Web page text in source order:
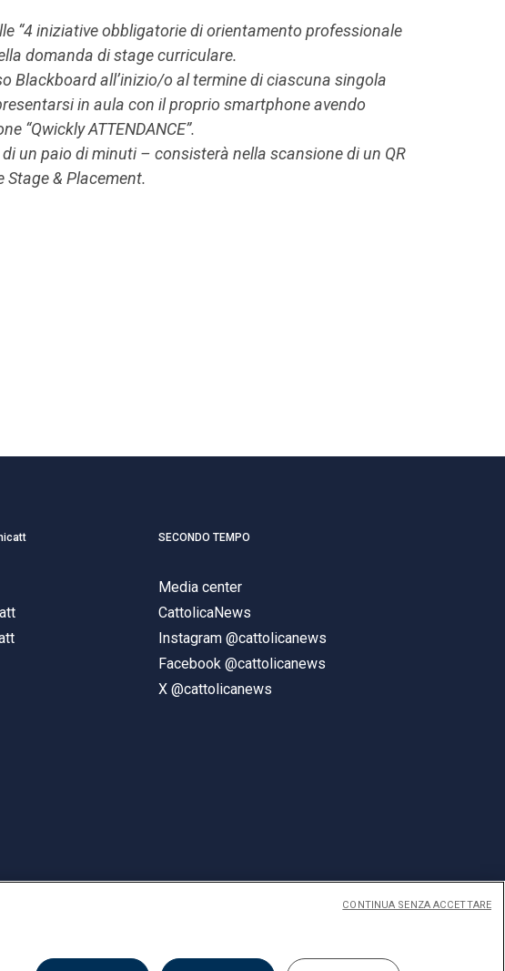
“4 iniziative obbligatorie di orientamento professionale
domanda di stage curriculare.
Blackboard all’inizio/o al termine di ciascuna singola
in aula con il proprio smartphone avendo
“Qwickly ATTENDANCE”.
un paio di minuti – consisterà nella scansione di un QR
Stage & Placement.
SECONDO TEMPO
Media center
CattolicaNews
Instagram @cattolicanews
Facebook @cattolicanews
X @cattolicanews
CONTINUA SENZA ACCETTARE